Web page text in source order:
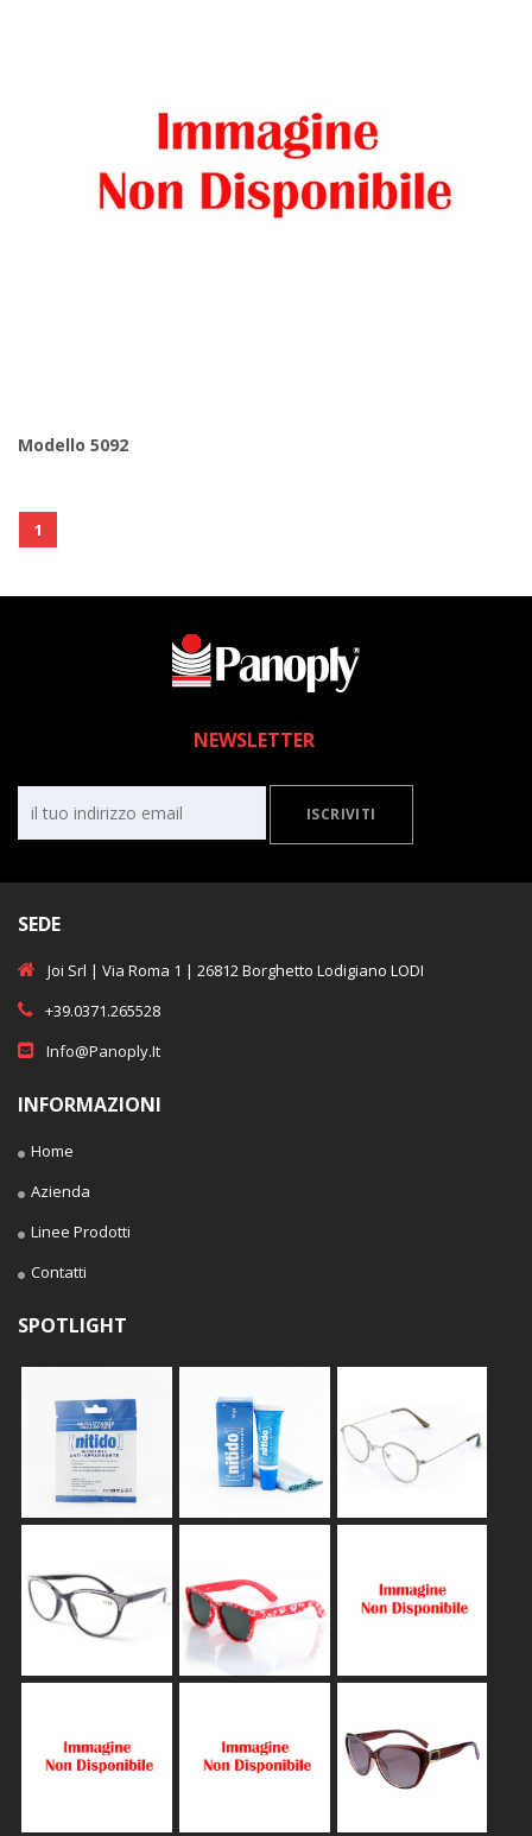
Modello 5092
1
NEWSLETTER
ISCRIVITI
SEDE
Joi Srl | Via Roma 1 | 26812 Borghetto Lodigiano LODI
+39.0371.265528
Info@panoply.it
INFORMAZIONI
Home
Azienda
Linee Prodotti
Contatti
SPOTLIGHT